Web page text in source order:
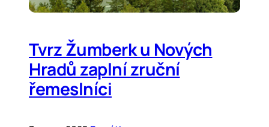
Tvrz Žumberk u Nových
Hradů zaplní zruční
řemeslníci